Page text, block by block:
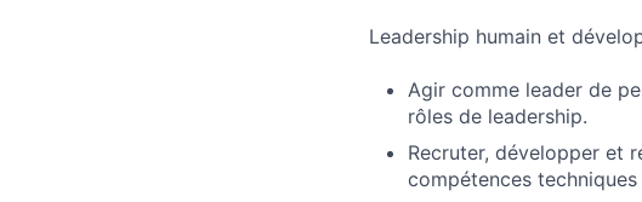
Leadership humain et
Agir comme leader de
rôles de leadership.
Recruter, développer et
compétences